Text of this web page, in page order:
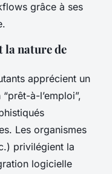
grâce à ses
la nature de
apprécient un
à-l’emploi”,
Les organismes
privilégient la
logicielle